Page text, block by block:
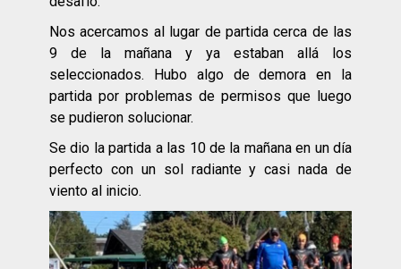
Nos acercamos al lugar de partida cerca de las
9 de la mañana y ya estaban allá los
seleccionados. Hubo algo de demora en la
partida por problemas de permisos que luego
se pudieron solucionar.
Se dio la partida a las 10 de la mañana en un día
perfecto con un sol radiante y casi nada de
viento al inicio.